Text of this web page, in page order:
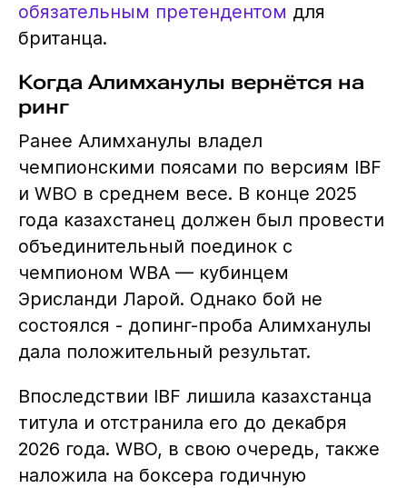
обязательным претендентом для
британца.
Когда Алимханулы вернётся на
ринг
Ранее Алимханулы владел
чемпионскими поясами по версиям IBF
и WBO в среднем весе. В конце 2025
года казахстанец должен был провести
объединительный поединок с
чемпионом WBA — кубинцем
Эрисланди Ларой. Однако бой не
состоялся - допинг-проба Алимханулы
дала положительный результат.
Впоследствии IBF лишила казахстанца
титула и отстранила его до декабря
2026 года. WBO, в свою очередь, также
наложила на боксера годичную